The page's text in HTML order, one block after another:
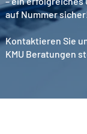
auf Nummer
Kontaktieren Sie
KMU Beratungen